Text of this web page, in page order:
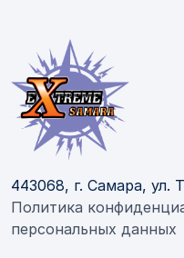
443068, г. Самара, ул.
Политика
персональных данных